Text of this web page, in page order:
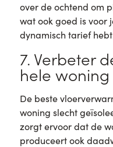
over de ochtend om
wat ook goed is voor
dynamisch tarief
7. Verbeter
hele woning
De beste
woning slecht
zorgt ervoor dat de
produceert ook